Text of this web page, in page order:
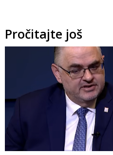
Pročitajte još